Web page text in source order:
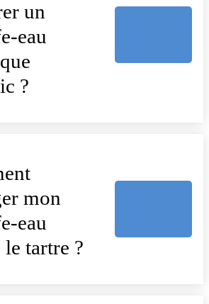
un
eau
?
mon
eau
tartre ?